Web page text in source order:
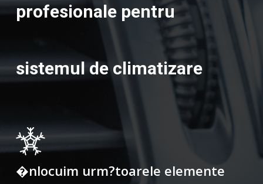
profesionale pentru
sistemul de climatizare
�nlocuim urm?toarele elemente